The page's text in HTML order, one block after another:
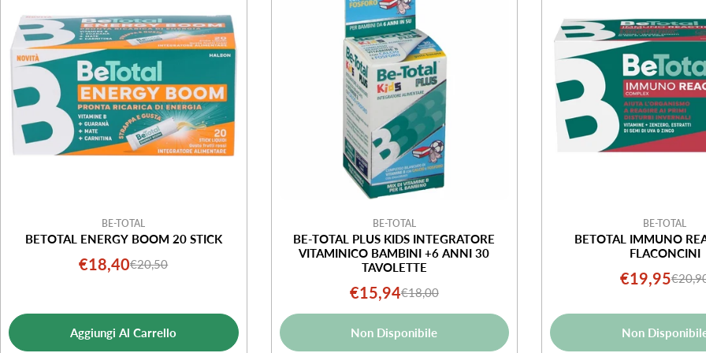
BE-TOTAL
BETOTAL ENERGY BOOM 20 STICK
Prezzo
vendita
€18,40Prezzo
€20,50
Aggiungi Al Carrello
BE-TOTAL
BE-TOTAL PLUS KIDS INTEGRATORE
VITAMINICO BAMBINI +6 ANNI 30
TAVOLETTE
Prezzo
di
vendita
€15,94Prezzo
normale
€18,00
Non Disponibile
BE-TOTAL
BETOTAL IMMUNO
FLACONCINI
€19,95
Non